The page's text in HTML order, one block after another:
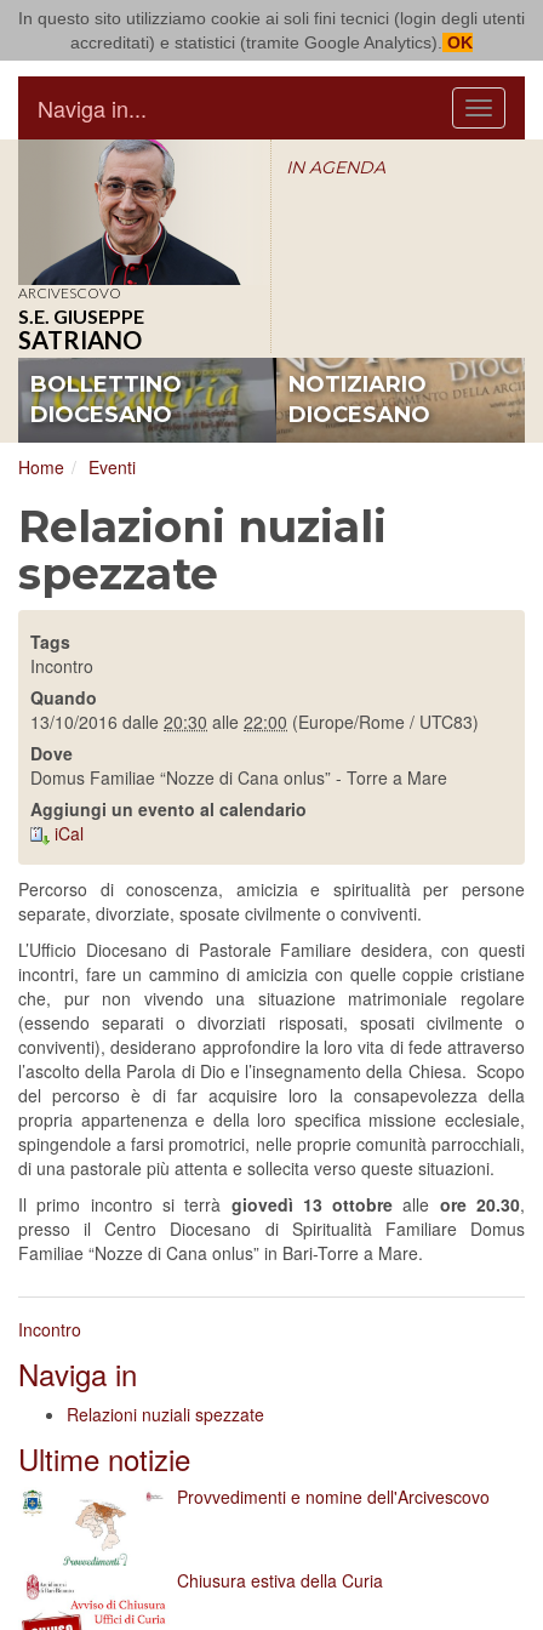
In questo sito utilizziamo cookie ai soli fini tecnici (login degli utenti
accreditati) e statistici (tramite Google Analytics). OK
Arcidiocesi di Bari Bitonto
Menu
Naviga in...
ARCIVESCOVO
S.E. GIUSEPPE
SATRIANO
IN AGENDA
BOLLETTINO
DIOCESANO
NOTIZIARIO
DIOCESANO
Home Eventi
Relazioni nuziali
spezzate
Tags
Incontro
Quando
13/10/2016 dalle 20:30 alle 22:00 (Europe/Rome / UTC83)
Dove
Domus Familiae “Nozze di Cana onlus” - Torre a Mare
Aggiungi un evento al calendario
iCal
Percorso di conoscenza, amicizia e spiritualità per persone
separate, divorziate, sposate civilmente o conviventi.
L’Ufficio Diocesano di Pastorale Familiare desidera, con questi
incontri, fare un cammino di amicizia con quelle coppie cristiane
che, pur non vivendo una situazione matrimoniale regolare
(essendo separati o divorziati risposati, sposati civilmente o
conviventi), desiderano approfondire la loro vita di fede attraverso
l’ascolto della Parola di Dio e l’insegnamento della Chiesa. Scopo
del percorso è di far acquisire loro la consapevolezza della
propria appartenenza e della loro specifica missione ecclesiale,
spingendole a farsi promotrici, nelle proprie comunità parrocchiali,
di una pastorale più attenta e sollecita verso queste situazioni.
Il primo incontro si terrà giovedì 13 ottobre alle ore 20.30,
presso il Centro Diocesano di Spiritualità Familiare Domus
Familiae “Nozze di Cana onlus” in Bari-Torre a Mare.
Incontro
Naviga in
Relazioni nuziali spezzate
Ultime notizie
Provvedimenti e nomine dell'Arcivescovo
Chiusura estiva della Curia